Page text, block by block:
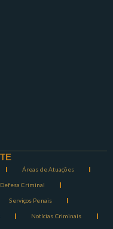
Áreas de Atuações
Defesa Criminal
Serviços Penais
Notícias Criminais